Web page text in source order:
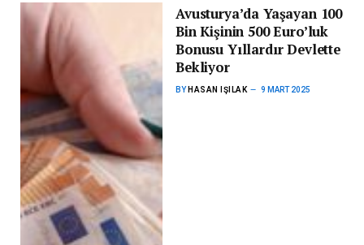
Avusturya’da Yaşayan 100
Bin Kişinin 500 Euro’luk
Bonusu Yıllardır Devlette
Bekliyor
BY HASAN IŞILAK 9 MART 2025